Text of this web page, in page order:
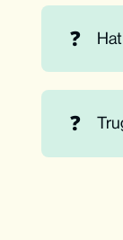
❓
❓